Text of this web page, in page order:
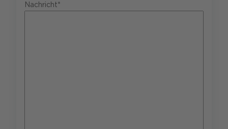
Nachricht*